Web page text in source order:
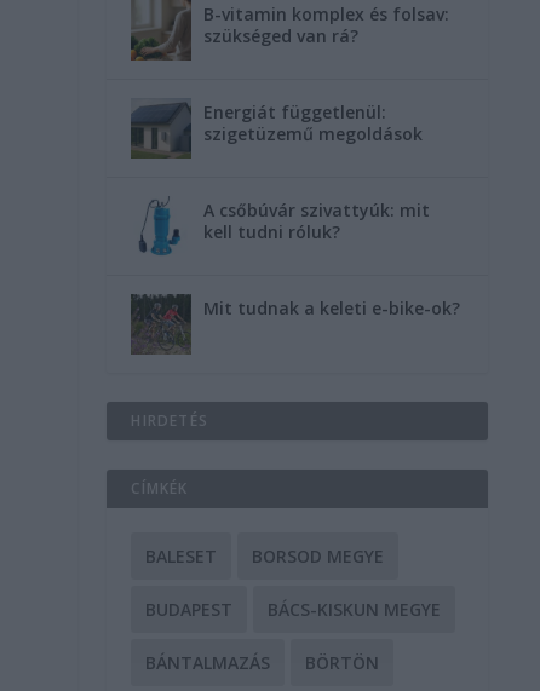
B-vitamin komplex és folsav:
szükséged van rá?
Energiát függetlenül:
szigetüzemű megoldások
A csőbúvár szivattyúk: mit
kell tudni róluk?
Mit tudnak a keleti e-bike-ok?
HIRDETÉS
CÍMKÉK
BALESET BORSOD MEGYE
BUDAPEST BÁCS-KISKUN MEGYE
BÁNTALMAZÁS BÖRTÖN